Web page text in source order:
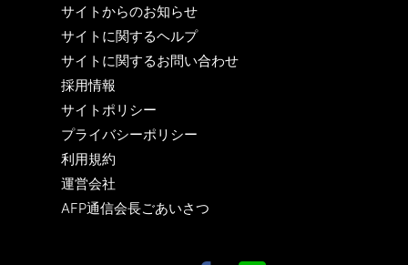
サイトからのお知らせ
サイトに関するヘルプ
サイトに関するお問い合わせ
採用情報
サイトポリシー
プライバシーポリシー
利用規約
運営会社
AFP通信会長ごあいさつ